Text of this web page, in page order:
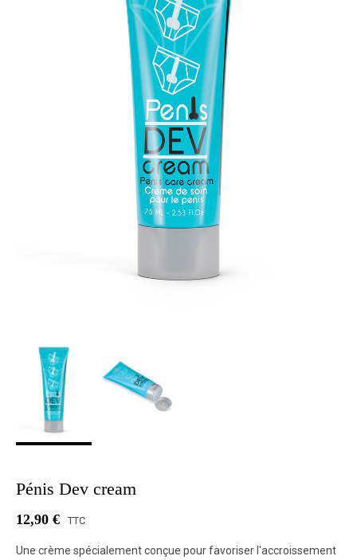
Pénis Dev cream
12,90 € TTC
Une crème spécialement conçue pour favoriser l'accroissement